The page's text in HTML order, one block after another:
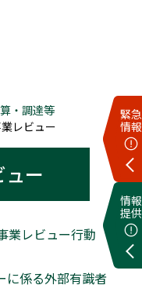
緊急
情報
情報
提供
・調達等
レビュー
ー
業レビュー行動
に係る外部有識者